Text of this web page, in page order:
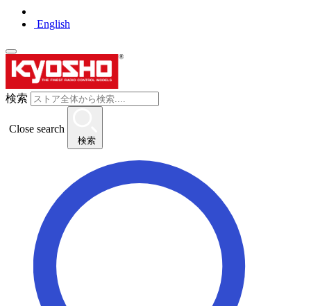
English
検索
Close search
検索